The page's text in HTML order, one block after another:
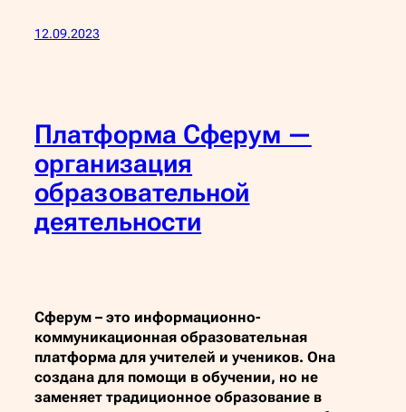
12.09.2023
Платформа Сферум —
организация
образовательной
деятельности
Сферум – это информационно-
коммуникационная образовательная
платформа для учителей и учеников. Она
создана для помощи в обучении, но не
заменяет традиционное образование в